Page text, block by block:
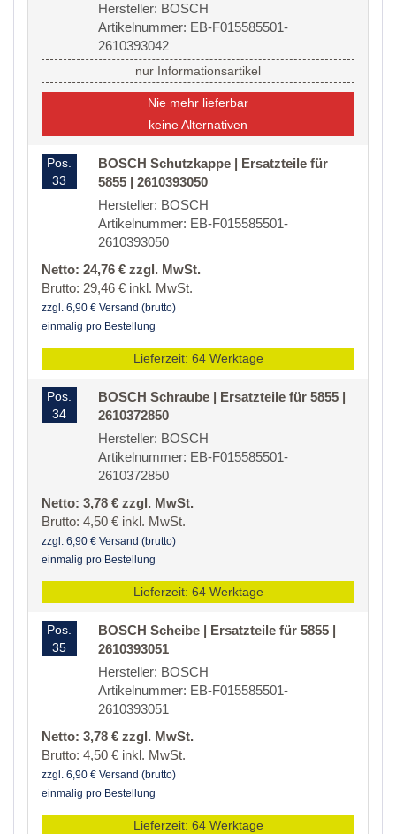
Hersteller: BOSCH
Artikelnummer: EB-F015585501-
2610393042
nur Informationsartikel
Nie mehr lieferbar
keine Alternativen
Pos.
33
BOSCH Schutzkappe | Ersatzteile für
5855 | 2610393050
Hersteller: BOSCH
Artikelnummer: EB-F015585501-
2610393050
Netto: 24,76 € zzgl. MwSt.
Brutto: 29,46 € inkl. MwSt.
zzgl. 6,90 € Versand (brutto)
einmalig pro Bestellung
Lieferzeit: 64 Werktage
Pos.
34
BOSCH Schraube | Ersatzteile für 5855 |
2610372850
Hersteller: BOSCH
Artikelnummer: EB-F015585501-
2610372850
Netto: 3,78 € zzgl. MwSt.
Brutto: 4,50 € inkl. MwSt.
zzgl. 6,90 € Versand (brutto)
einmalig pro Bestellung
Lieferzeit: 64 Werktage
Pos.
35
BOSCH Scheibe | Ersatzteile für 5855 |
2610393051
Hersteller: BOSCH
Artikelnummer: EB-F015585501-
2610393051
Netto: 3,78 € zzgl. MwSt.
Brutto: 4,50 € inkl. MwSt.
zzgl. 6,90 € Versand (brutto)
einmalig pro Bestellung
Lieferzeit: 64 Werktage